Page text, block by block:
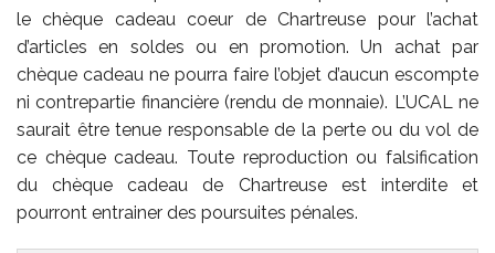
le chèque cadeau coeur de Chartreuse pour l’achat
d’articles en soldes ou en promotion. Un achat par
chèque cadeau ne pourra faire l’objet d’aucun escompte
ni contrepartie financière (rendu de monnaie). L’UCAL ne
saurait être tenue responsable de la perte ou du vol de
ce chèque cadeau. Toute reproduction ou falsification
du chèque cadeau de Chartreuse est interdite et
pourront entrainer des poursuites pénales.